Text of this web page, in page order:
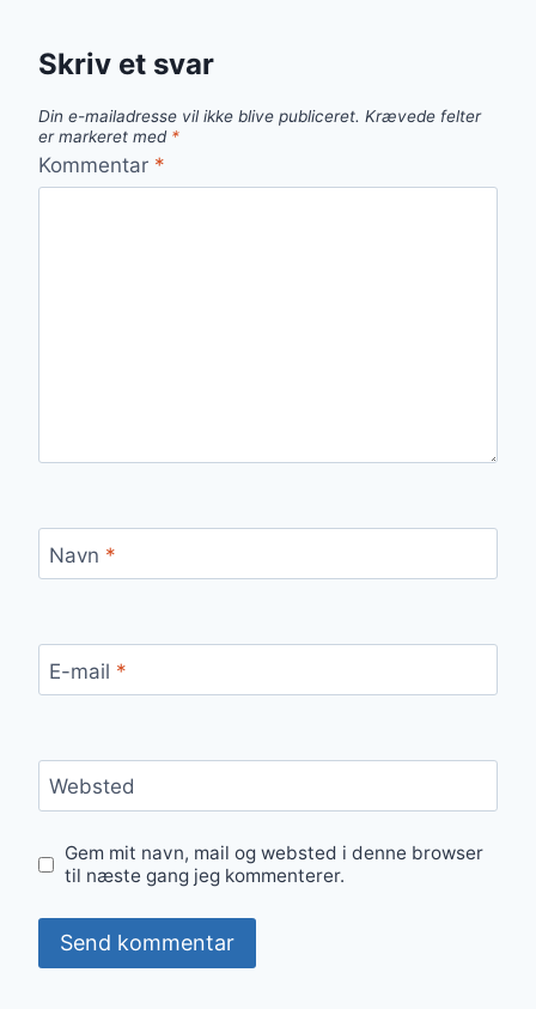
Skriv et svar
Din e-mailadresse vil ikke blive publiceret. Krævede felter
er markeret med *
Kommentar *
Navn *
E-mail *
Websted
Gem mit navn, mail og websted i denne browser
til næste gang jeg kommenterer.